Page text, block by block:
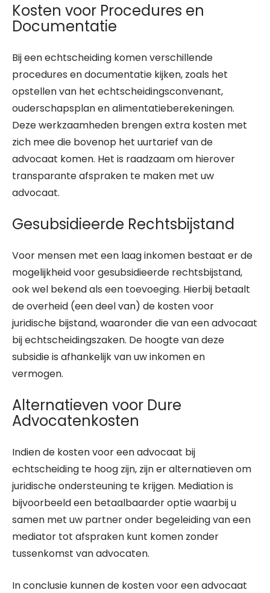
Kosten voor Procedures en
Documentatie
Bij een echtscheiding komen verschillende
procedures en documentatie kijken, zoals het
opstellen van het echtscheidingsconvenant,
ouderschapsplan en alimentatieberekeningen.
Deze werkzaamheden brengen extra kosten met
zich mee die bovenop het uurtarief van de
advocaat komen. Het is raadzaam om hierover
transparante afspraken te maken met uw
advocaat.
Gesubsidieerde Rechtsbijstand
Voor mensen met een laag inkomen bestaat er de
mogelijkheid voor gesubsidieerde rechtsbijstand,
ook wel bekend als een toevoeging. Hierbij betaalt
de overheid (een deel van) de kosten voor
juridische bijstand, waaronder die van een advocaat
bij echtscheidingszaken. De hoogte van deze
subsidie is afhankelijk van uw inkomen en
vermogen.
Alternatieven voor Dure
Advocatenkosten
Indien de kosten voor een advocaat bij
echtscheiding te hoog zijn, zijn er alternatieven om
juridische ondersteuning te krijgen. Mediation is
bijvoorbeeld een betaalbaarder optie waarbij u
samen met uw partner onder begeleiding van een
mediator tot afspraken kunt komen zonder
tussenkomst van advocaten.
In conclusie kunnen de kosten voor een advocaat